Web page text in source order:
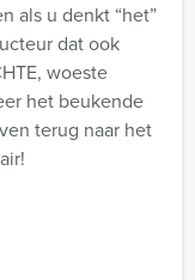
als u denkt “het”
dat ook
woeste
het beukende
terug naar het